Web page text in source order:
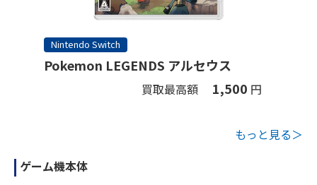
Nintendo Switch
Pokemon LEGENDS アルセウス
買取最高額 1,500 円
もっと見る＞
ゲーム機本体